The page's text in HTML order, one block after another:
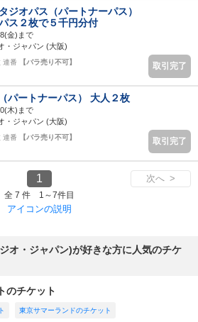
オパス（パートナーパス）
ス２枚で５千円分付
金)まで
・ジャパン (大阪)
連番 【バラ売り不可】 取引完了
パートナーパス） 大人２枚
木)まで
・ジャパン (大阪)
連番 【バラ売り不可】 取引完了
1 次へ >
全 7 件 1～7件目
アイコンの説明
オ・ジャパン)が好きな方に人気のチケ
のチケット
東京サマーランドのチケット